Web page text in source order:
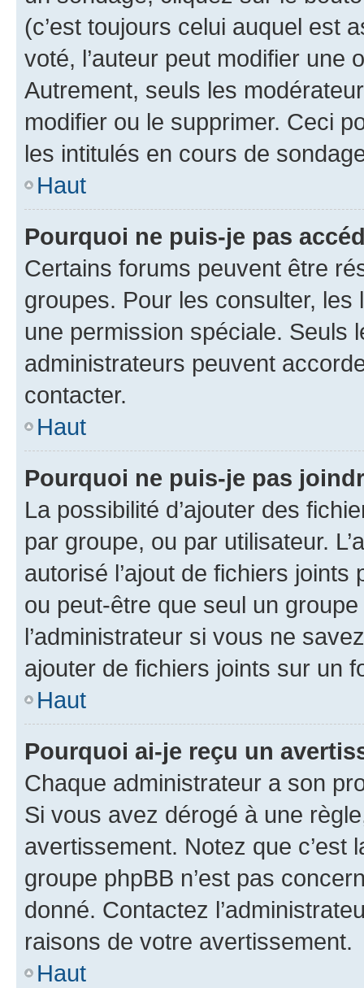
(c’est toujours celui auquel est
voté, l’auteur peut modifier une
Autrement, seuls les
modifier ou le supprimer. Ceci
les intitulés en cours de
Haut
Pourquoi ne puis-je pas
Certains forums peuvent être
groupes. Pour les consulter,
une permission spéciale. Seuls
administrateurs peuvent
contacter.
Haut
Pourquoi ne puis-je pas
La possibilité d’ajouter des
par groupe, ou par utilisateur.
autorisé l’ajout de fichiers
ou peut-être que seul un
l’administrateur si vous ne
ajouter de fichiers joints sur un
Haut
Pourquoi ai-je reçu un
Chaque administrateur a son
Si vous avez dérogé à une
avertissement. Notez que c’est
groupe phpBB n’est pas
donné. Contactez
raisons de votre avertissement.
Haut